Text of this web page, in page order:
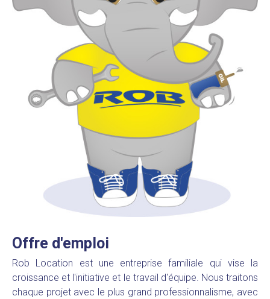
Offre d'emploi
Rob Location est une entreprise familiale qui vise la
croissance et l'initiative et le travail d'équipe. Nous traitons
chaque projet avec le plus grand professionnalisme, avec